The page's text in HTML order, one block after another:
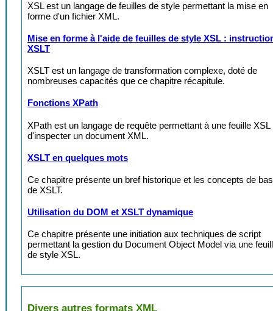
XSL est un langage de feuilles de style permettant la mise en
forme d'un fichier XML.
Mise en forme à l'aide de feuilles de style XSL :
XSLT
XSLT est un langage de transformation complexe, doté de
nombreuses capacités que ce chapitre récapitule.
Fonctions XPath
XPath est un langage de requête permettant à une feuille XSL
d'inspecter un document XML.
XSLT en quelques mots
Ce chapitre présente un bref historique et les concepts de
de XSLT.
Utilisation du DOM et XSLT dynamique
Ce chapitre présente une initiation aux techniques de script
permettant la gestion du Document Object Model via une
de style XSL.
Divers autres formats XML